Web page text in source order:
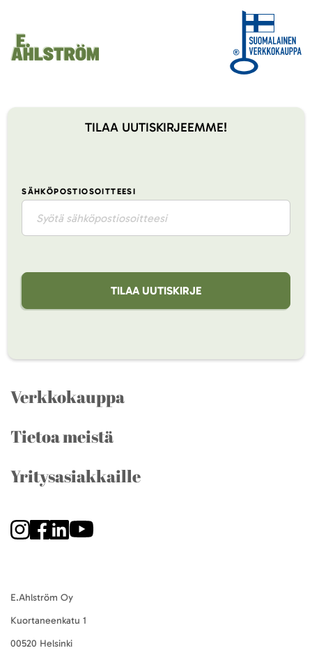
TILAA UUTISKIRJEEMME!
SÄHKÖPOSTIOSOITTEESI
TILAA UUTISKIRJE
Verkkokauppa
Tietoa meistä
Yritysasiakkaille
E.Ahlström Oy
Kuortaneenkatu 1
00520 Helsinki